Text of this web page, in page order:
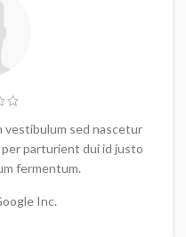
vestibulum sed nascetur
parturient dui id justo
fermentum.
Inc.